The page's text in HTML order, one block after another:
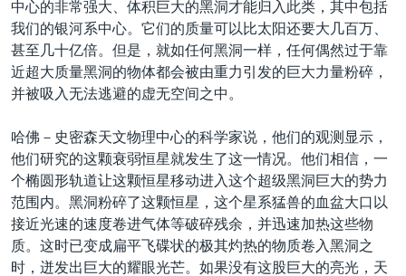
重要讲话与声明
台海两岸关系
南中国海争端
关注新疆
GEN Z 看美国
其他语言网站
中心的非常强大、体积巨大的黑洞才能归入此类，其中包括
我们的银河系中心。它们的质量可以比太阳还要大几百万、
甚至几十亿倍。但是，就如任何黑洞一样，任何偶然过于靠
近超大质量黑洞的物体都会被由重力引发的巨大力量粉碎，
并被吸入无法逃避的虚无空间之中。
哈佛－史密森天文物理中心的科学家说，他们的观测显示，
他们研究的这颗衰弱恒星就发生了这一情况。他们相信，一
个椭圆形轨道让这颗恒星移动进入这个超级黑洞巨大的势力
范围内。黑洞粉碎了这颗恒星，这个星系猛兽的血盆大口以
接近光速的速度卷进气体等破碎残余，并迅速加热这些物
质。这时已变成扁平飞碟状的极其灼热的物质卷入黑洞之
时，迸发出巨大的耀眼光芒。如果没有这股巨大的亮光，天